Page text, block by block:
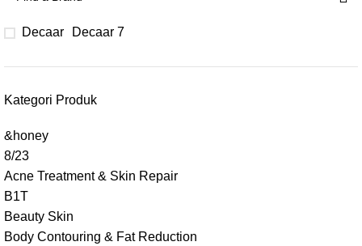
Decaar Decaar 7
Kategori Produk
&honey
8/23
Acne Treatment & Skin Repair
B1T
Beauty Skin
Body Contouring & Fat Reduction